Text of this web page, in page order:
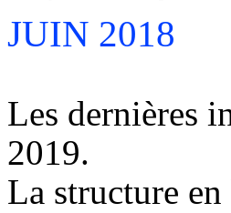
JUIN 2018
Les dernières
2019.
La structure en